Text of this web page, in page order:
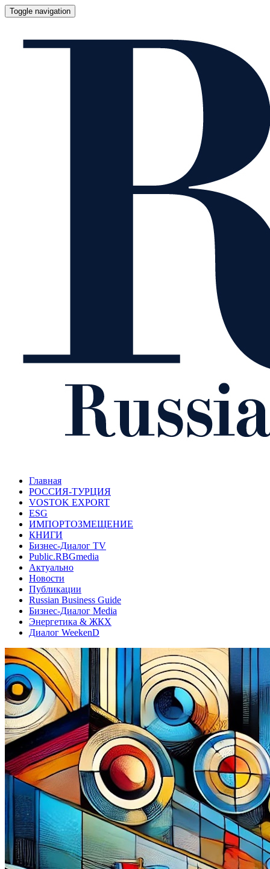
Toggle navigation
Главная
РОССИЯ-ТУРЦИЯ
VOSTOK EXPORT
ESG
ИМПОРТОЗМЕЩЕНИЕ
КНИГИ
Бизнес-Диалог TV
Public.RBGmedia
Актуально
Новости
Публикации
Russian Business Guide
Бизнес-Диалог Media
Энергетика & ЖКХ
Диалог WeekenD